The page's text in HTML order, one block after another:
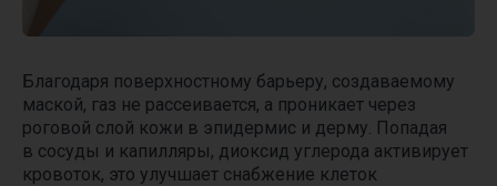
Благодаря поверхностному барьеру, создаваемому
маской, газ не рассеивается, а проникает через
роговой слой кожи в эпидермис и дерму. Попадая
в сосуды и капилляры, диоксид углерода активирует
кровоток, это улучшает снабжение клеток